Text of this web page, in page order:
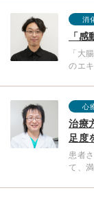
消
「
「大
のエ
心
治療
足度
患者
て、